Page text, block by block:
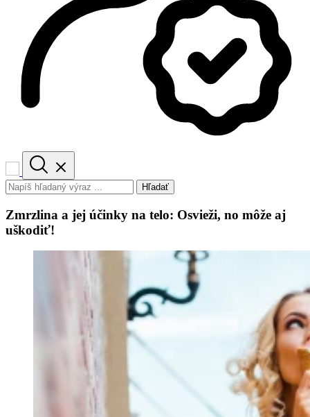
Hľadať
Zmrzlina a jej účinky na telo: Osvieži, no môže aj
uškodiť!